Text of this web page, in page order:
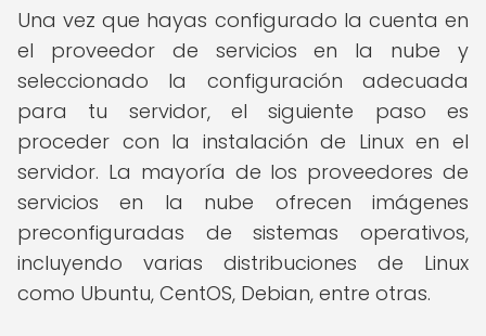
Una vez que hayas configurado la cuenta en
el proveedor de servicios en la nube y
seleccionado la configuración adecuada
para tu servidor, el siguiente paso es
proceder con la instalación de Linux en el
servidor. La mayoría de los proveedores de
servicios en la nube ofrecen imágenes
preconfiguradas de sistemas operativos,
incluyendo varias distribuciones de Linux
como Ubuntu, CentOS, Debian, entre otras.